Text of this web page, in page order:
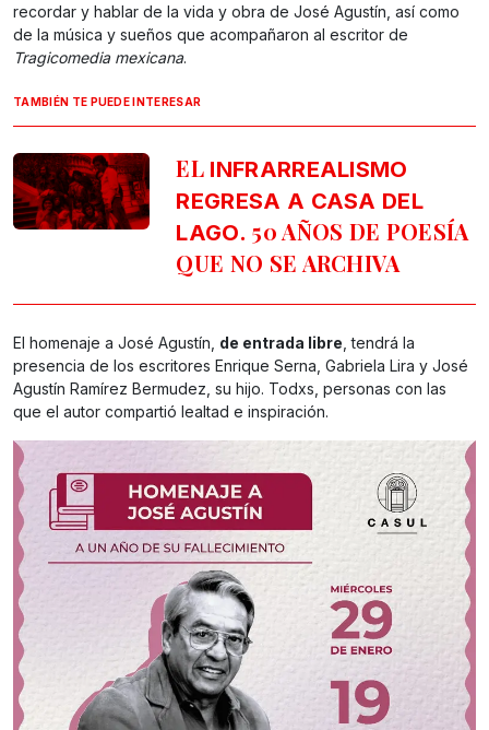
recordar y hablar de la vida y obra de José Agustín, así como
de la música y sueños que acompañaron al escritor de
Tragicomedia mexicana.
TAMBIÉN TE PUEDE INTERESAR
EL INFRARREALISMO
REGRESA A CASA DEL
LAGO. 50 AÑOS DE POESÍA
QUE NO SE ARCHIVA
El homenaje a José Agustín, de entrada libre , tendrá la
presencia de los escritores Enrique Serna, Gabriela Lira y José
Agustín Ramírez Bermudez, su hijo. Todxs, personas con las
que el autor compartió lealtad e inspiración.